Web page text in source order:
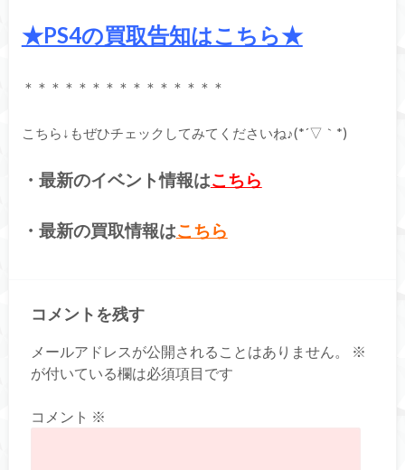
★PS4の買取告知はこちら★
＊＊＊＊＊＊＊＊＊＊＊＊＊＊＊
こちら↓もぜひチェックしてみてくださいね♪(*´▽｀*)
・最新のイベント情報はこちら
・最新の買取情報はこちら
コメントを残す
メールアドレスが公開されることはありません。
※
が付いている欄は必須項目です
コメント ※